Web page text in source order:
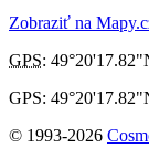
Zobraziť na
GPS:
GPS:
© 1993-2026